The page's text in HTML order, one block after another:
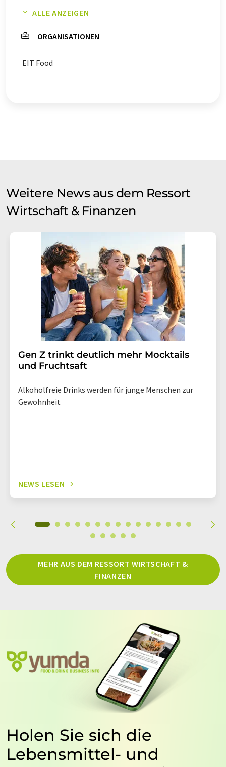
Gemüse Bauern
ALLE ANZEIGEN
ORGANISATIONEN
EIT Food
Weitere News aus dem Ressort
Wirtschaft & Finanzen
Gen Z trinkt deutlich mehr Mocktails
und Fruchtsaft
Alkoholfreie Drinks werden für junge Menschen zur
Gewohnheit
NEWS LESEN
MEHR AUS DEM RESSORT WIRTSCHAFT &
FINANZEN
Holen Sie sich die
Lebensmittel- und